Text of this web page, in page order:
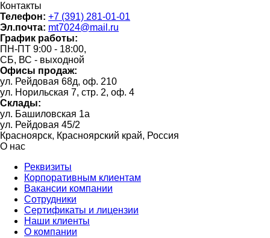
Контакты
Телефон: +7 (391) 281-01-01
Эл.почта: mt7024@mail.ru
График работы:
ПН-ПТ 9:00 - 18:00,
СБ, ВС - выходной
Офисы продаж:
ул. Рейдовая 68д, оф. 210
ул. Норильская 7, стр. 2, оф. 4
Склады:
ул. Башиловская 1а
ул. Рейдовая 45/2
Красноярск, Красноярский край, Россия
О нас
Реквизиты
Корпоративным клиентам
Вакансии компании
Сотрудники
Сертификаты и лицензии
Наши клиенты
О компании